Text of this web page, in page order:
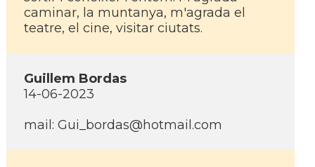
caminar, la muntanya, m'agrada el
teatre, el cine, visitar ciutats.
Guillem Bordas
14-06-2023
mail: Gui_bordas@hotmail.com